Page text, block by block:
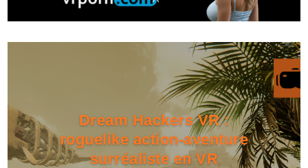
Dream Hackers VR :
roguelike action-aventure
surréaliste en VR